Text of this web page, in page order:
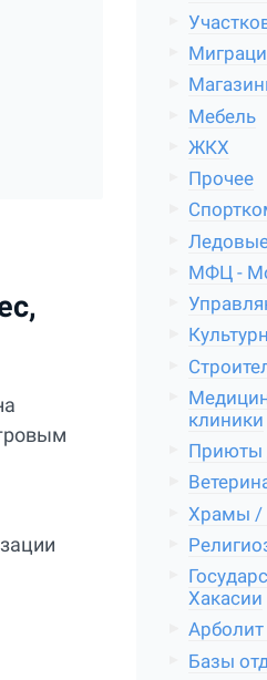
Мебель
ЖКХ
Прочее
МФЦ -
клиники
Приюты
Храмы /
Хакасии
Арболит
Базы